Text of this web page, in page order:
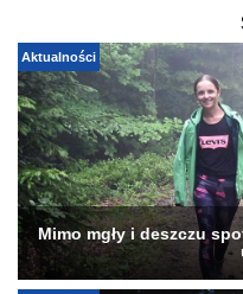
Aktualności
Mimo mgły i deszczu